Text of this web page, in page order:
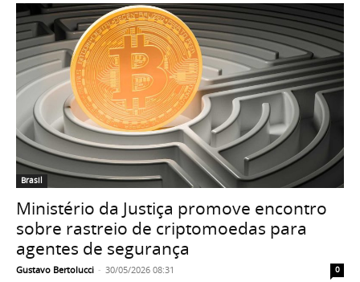
Brasil
Ministério da Justiça promove encontro
sobre rastreio de criptomoedas para
agentes de segurança
Gustavo Bertolucci - 30/05/2026 08:31 0